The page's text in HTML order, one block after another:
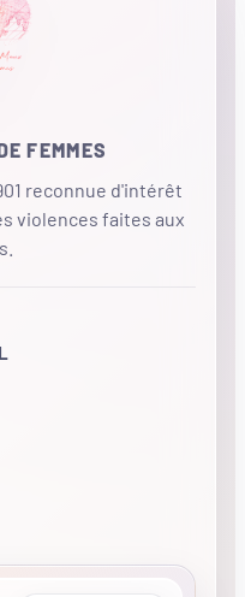
FEMMES
reconnue d'intérêt
violences faites aux